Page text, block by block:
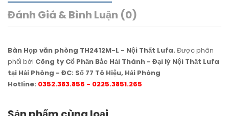
Đánh Giá & Bình Luận (0)
Bàn Họp văn phòng TH2412M-L - Nội Thất Lufa. Được phân
phối bởi Công ty Cổ Phần Bắc Hải Thành - Đại lý Nội Thất Lufa
tại Hải Phòng - ĐC: Số 77 Tô Hiệu, Hải Phòng
Hotline: 0352.383.856 - 0225.3851.265